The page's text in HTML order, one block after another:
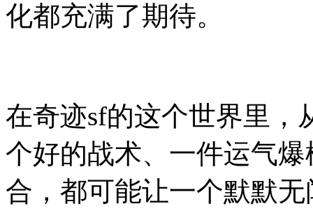
化都充满了期待。
在奇迹sf的这个世界里，
个好的战术、一件运气
合，都可能让一个默默